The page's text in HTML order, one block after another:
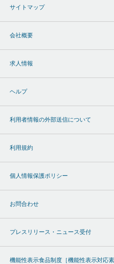
サイトマップ
会社概要
求人情報
ヘルプ
利用者情報の外部送信について
利用規約
個人情報保護ポリシー
お問合わせ
プレスリリース・ニュース受付
機能性表示食品制度［機能性表示対応素